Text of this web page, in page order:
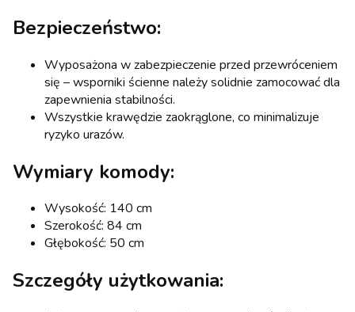
Bezpieczeństwo:
Wyposażona w zabezpieczenie przed przewróceniem
się – wsporniki ścienne należy solidnie zamocować dla
zapewnienia stabilności.
Wszystkie krawędzie zaokrąglone, co minimalizuje
ryzyko urazów.
Wymiary komody:
Wysokość: 140 cm
Szerokość: 84 cm
Głębokość: 50 cm
Szczegóły użytkowania: